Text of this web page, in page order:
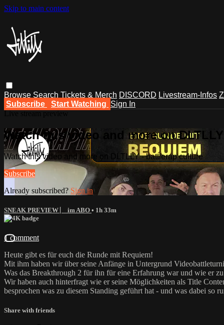
Skip to main content
Browse Search Tickets & Merch DISCORD Livestream-Infos
Subscribe
Start Watching Sign In
Watch this video and more on
Watch this video and more on DLTLLY - battlerap culture
Subscribe
Already subscribed? Sign in
SNEAK PREVIEW ⎸ im ABO • 1h 33m
1 comment
Heute gibt es für euch die Runde mit Requiem!
Mit ihm haben wir über seine Anfänge in Untergrund
Was das Breakthrough 2 für ihn für eine Erfahrung war und wie er
Wir haben auch hinterfragt wie er seine Möglichkeiten als Title
besprochen was zu diesem Standing geführt hat - und was dabei so
Share with friends